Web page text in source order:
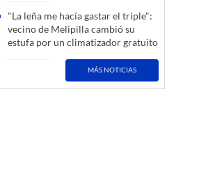
"La leña me hacía gastar el triple":
vecino de Melipilla cambió su
estufa por un climatizador gratuito
MÁS NOTICIAS